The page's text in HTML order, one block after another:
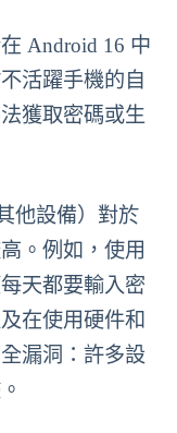
Android 16 中
活躍手機的自
獲取密碼或生
他設備）對於
。例如，使用
天都要輸入密
在使用硬件和
漏洞：許多設